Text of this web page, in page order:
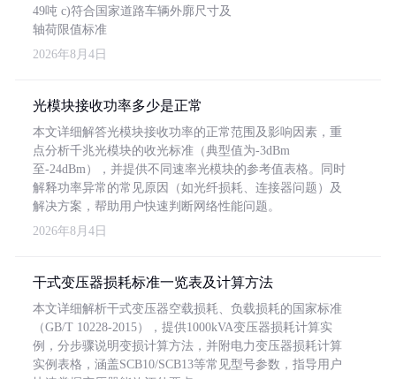
49吨 c)符合国家道路车辆外廓尺寸及
轴荷限值标准
2026年8月4日
光模块接收功率多少是正常
本文详细解答光模块接收功率的正常范围及影响因素，重
点分析千兆光模块的收光标准（典型值为-3dBm
至-24dBm），并提供不同速率光模块的参考值表格。同时
解释功率异常的常见原因（如光纤损耗、连接器问题）及
解决方案，帮助用户快速判断网络性能问题。
2026年8月4日
干式变压器损耗标准一览表及计算方法
本文详细解析干式变压器空载损耗、负载损耗的国家标准
（GB/T 10228-2015），提供1000kVA变压器损耗计算实
例，分步骤说明变损计算方法，并附电力变压器损耗计算
实例表格，涵盖SCB10/SCB13等常见型号参数，指导用户